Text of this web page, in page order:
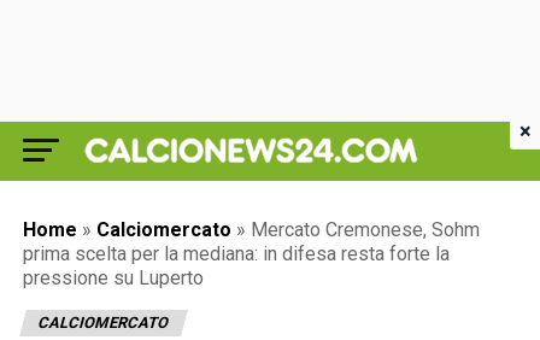
Home » Calciomercato » Mercato Cremonese, Sohm
prima scelta per la mediana: in difesa resta forte la
pressione su Luperto
CALCIOMERCATO
×